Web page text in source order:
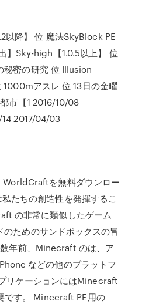
以降】 位 魔法SkyBlock PE
】Sky-high【1.0.5以上】 位
秘密の研究 位 Illusion
アスレ 位 13日の金曜
市【1 2016/10/08
2017/04/03
を無料ダウンロー
たちの創造性を発揮するこ
の非常に類似したゲーム
ためのサンドボックスの冒
年前、Minecraft のは、ア
などの他のプラットフ
リケーションにはMinecraft
す。 Minecraft PE用の